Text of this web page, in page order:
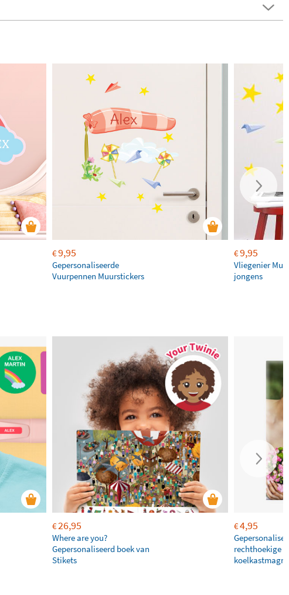
€9,95
Gepersonaliseerde
Vuurpennen Muurstickers
€9,95
Vliegenier
jongens
€26,95
Where are you?
Gepersonaliseerd boek van
Stikets
€4,95
rechthoekige